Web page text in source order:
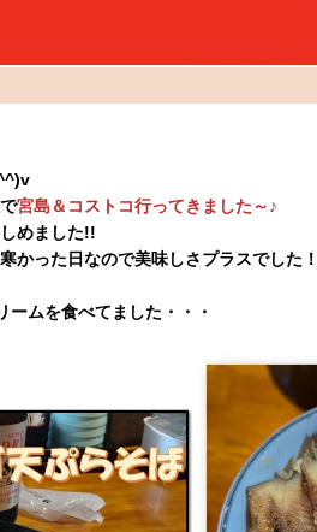
宮島＆コストコ行ってきました～♪
めました!!
かった日なので美味しさプラスでした
ムを食べてました・・・